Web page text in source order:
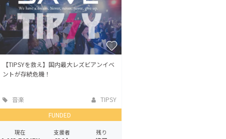
CAMPFIREふるさと納税
【TIPSYを救え】国内最大レズビアンイベ
ントが存続危機！
音楽
TIPSY
FUNDED
現在 支援者 残り